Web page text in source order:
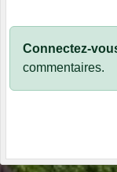
Connectez-
commentaires.